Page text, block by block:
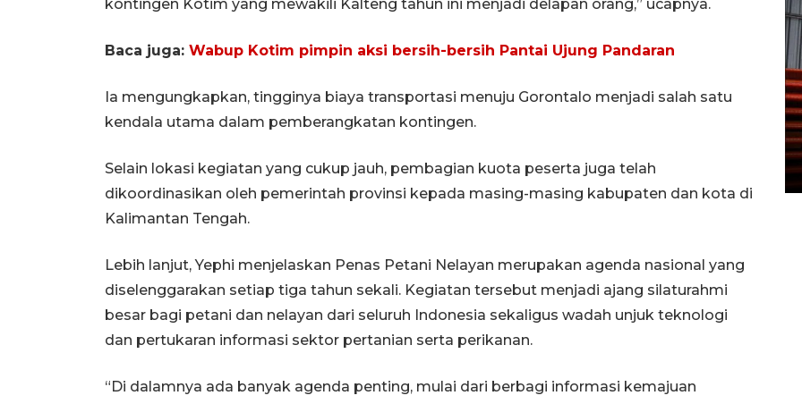
kontingen Kotim yang mewakili Kalteng tahun ini menjadi delapan orang,” ucapnya.
Baca juga: Wabup Kotim pimpin aksi bersih-bersih Pantai Ujung Pandaran
Ia mengungkapkan, tingginya biaya transportasi menuju Gorontalo menjadi salah satu
kendala utama dalam pemberangkatan kontingen.
Selain lokasi kegiatan yang cukup jauh, pembagian kuota peserta juga telah
dikoordinasikan oleh pemerintah provinsi kepada masing-masing kabupaten dan kota di
Kalimantan Tengah.
Lebih lanjut, Yephi menjelaskan Penas Petani Nelayan merupakan agenda nasional yang
diselenggarakan setiap tiga tahun sekali. Kegiatan tersebut menjadi ajang silaturahmi
besar bagi petani dan nelayan dari seluruh Indonesia sekaligus wadah unjuk teknologi
dan pertukaran informasi sektor pertanian serta perikanan.
“Di dalamnya ada banyak agenda penting, mulai dari berbagi informasi kemajuan
Prediksi puncak musim
22 July 2026 17:18 WIB